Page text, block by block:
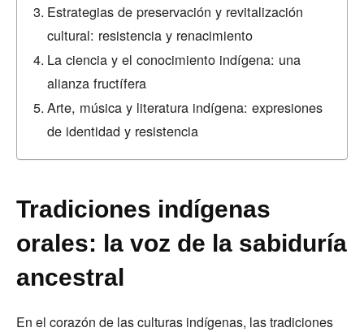
Estrategias de preservación y revitalización
cultural: resistencia y renacimiento
La ciencia y el conocimiento indígena: una
alianza fructífera
Arte, música y literatura indígena: expresiones
de identidad y resistencia
Tradiciones indígenas
orales: la voz de la sabiduría
ancestral
En el corazón de las culturas indígenas, las tradiciones